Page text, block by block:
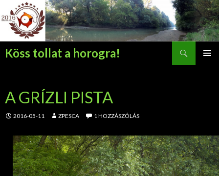
Köss tollat a horogra!
Keresés
TARTALOMBA
A GRÍZLI PISTA
2016-05-11 ZPESCA 1 HOZZÁSZÓLÁS